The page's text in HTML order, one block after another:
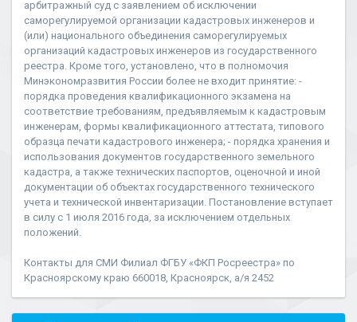
арбитражный суд с заявлением об исключении
саморегулируемой организации кадастровых инженеров и
(или) национального объединения саморегулируемых
организаций кадастровых инженеров из государственного
реестра. Кроме того, установлено, что в полномочия
Минэкономразвития России более не входит принятие: -
порядка проведения квалификационного экзамена на
соответствие требованиям, предъявляемым к кадастровым
инженерам, формы квалификационного аттестата, типового
образца печати кадастрового инженера; - порядка хранения и
использования документов государственного земельного
кадастра, а также технических паспортов, оценочной и иной
документации об объектах государственного технического
учета и технической инвентаризации. Постановление вступает
в силу с 1 июля 2016 года, за исключением отдельных
положений.
Контакты для СМИ Филиал ФГБУ «ФКП Росреестра» по
Красноярскому краю 660018, Красноярск, а/я 2452